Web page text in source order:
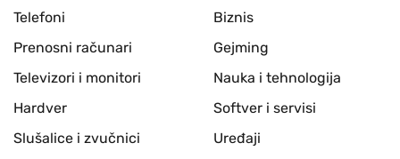
Telefoni
Prenosni računari
Televizori i monitori
Hardver
Slušalice i zvučnici
Biznis
Gejming
Nauka i tehnologija
Softver i servisi
Uređaji